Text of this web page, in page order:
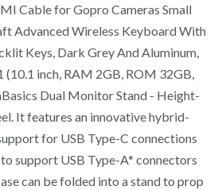
Cable for Gopro Cameras Small
Advanced Wireless Keyboard With
Keys, Dark Grey And Aluminum,
(10.1 inch, RAM 2GB, ROM 32GB,
Dual Monitor Stand - Height-
It features an innovative hybrid-
for USB Type-C connections
support USB Type-A* connectors
can be folded into a stand to prop